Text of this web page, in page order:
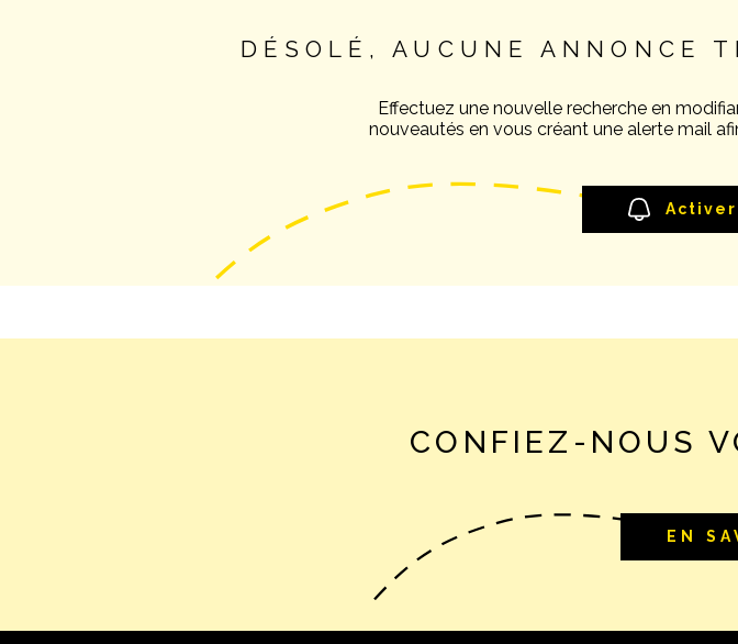
DÉSOLÉ, AUCUNE ANNONCE
Effectuez une nouvelle recherche en
nouveautés en vous créant une alerte mail
CONFIEZ-NOUS
EN